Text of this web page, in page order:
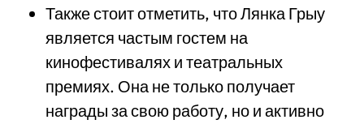
Также стоит отметить, что Лянка Грыу
является частым гостем на
кинофестивалях и театральных
премиях. Она не только получает
награды за свою работу, но и активно